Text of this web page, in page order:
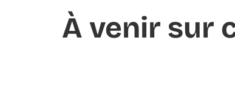
À venir sur